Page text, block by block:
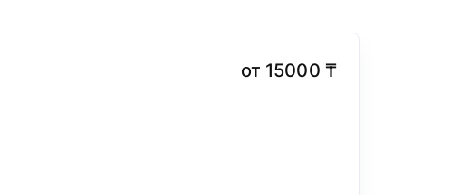
от 15000 ₸